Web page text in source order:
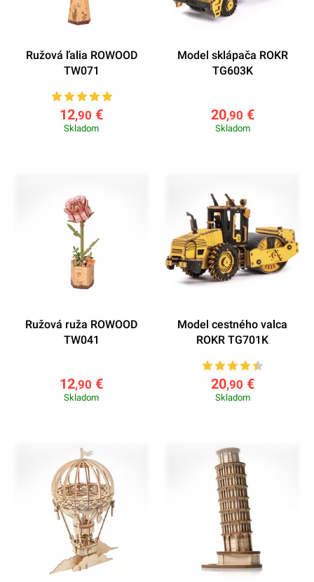
Ružová ľalia ROWOOD
TW071
12,90 €
Skladom
Model sklápača ROKR
TG603K
20,90 €
Skladom
Ružová ruža ROWOOD
TW041
12,90 €
Skladom
Model cestného valca
ROKR TG701K
20,90 €
Skladom